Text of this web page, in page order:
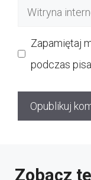
Witryna
Zapamiętaj
podczas
Zobacz